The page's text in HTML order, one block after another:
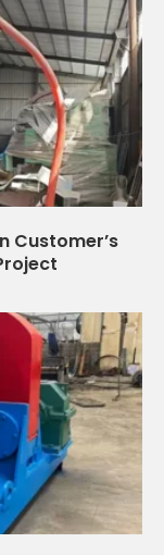
Customer’s